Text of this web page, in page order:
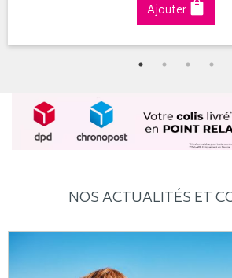
Ajouter
NOS ACTUALITÉS ET